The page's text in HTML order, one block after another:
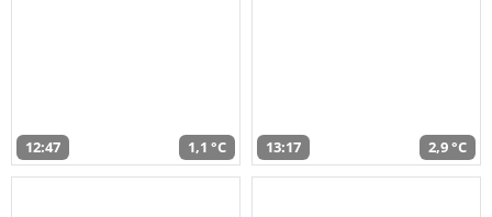
12:47 1,1 °C 13:17 2,9 °C